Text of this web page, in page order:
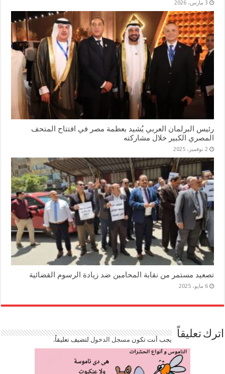
3 مارس، 2026
رئيس البرلمان العربي يُشيد بعظمة مصر في افتتاح المتحف
المصري الكبير خلال مشاركته
2 نوفمبر، 2025
تصعيد مستمر من نقابة المحامين ضد زيادة الرسوم القضائية
6 مايو، 2025
اترك تعليقاً يجب أنت تكون مسجل الدخوللتضيف تعليقاً.